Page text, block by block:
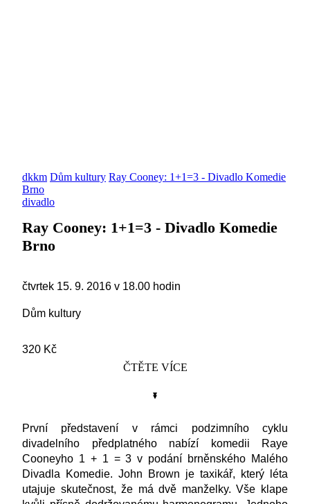
dkkm Dům kultury Ray Cooney: 1+1=3 - Divadlo Komedie
Brno
divadlo
Ray Cooney: 1+1=3 - Divadlo Komedie
Brno
čtvrtek 15. 9. 2016 v 18.00 hodin
Dům kultury
320 Kč
ČTĚTE VÍCE
První představení v rámci podzimního cyklu
divadelního předplatného nabízí komedii Raye
Cooneyho 1 + 1 = 3 v podání brněnského Malého
Divadla Komedie. John Brown je taxikář, který léta
utajuje skutečnost, že má dvě manželky. Vše klape